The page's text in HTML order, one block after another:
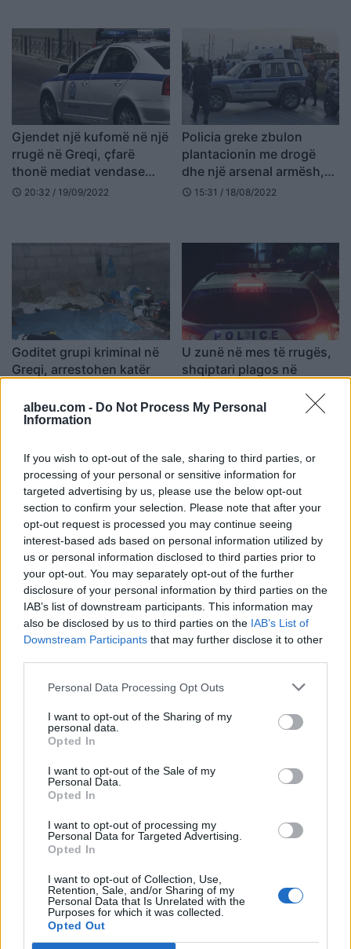
albeu.com - Do Not Process My Personal
Information
If you wish to opt-out of the sale, sharing to third parties, or
processing of your personal or sensitive information for
targeted advertising by us, please use the below opt-out
section to confirm your selection. Please note that after your
opt-out request is processed you may continue seeing
interest-based ads based on personal information utilized by
us or personal information disclosed to third parties prior to
your opt-out. You may separately opt-out of the further
disclosure of your personal information by third parties on the
IAB’s list of downstream participants. This information may
also be disclosed by us to third parties on the IAB’s List of
Downstream Participants that may further disclose it to other
Personal Data Processing Opt Outs
I want to opt-out of the Sharing of my
personal data.
Opted In
I want to opt-out of the Sale of my
Personal Data.
Opted In
I want to opt-out of processing my
Personal Data for Targeted Advertising.
Opted In
I want to opt-out of Collection, Use,
Retention, Sale, and/or Sharing of my
Personal Data that Is Unrelated with the
Purposes for which it was collected.
Opted Out
Gjendet një kufomë në një
rrugë në Greqi, çfarë
thonë mediat vendase
(VIDEO)
schedule 20:32 / 19/09/2022
Policia greke zbulon
plantacionin me drogë
dhe një arsenal armësh,
prangosen shqiptari dhe
schedule 15:31 / 18/08/2022
Goditet grupi kriminal në
Greqi, arrestohen katër
09:39 / 26/07/2022
U zunë në mes të rrugës,
shqiptari plagos në
Greqi
schedule 11:31 / 25/07/2022
EMRAT/ Dyshohen për
vrasjen e Artan Çukut,
policia greke “shtanget”
me atë çfarë gjen në
shtëpitë e shqiptarëve
(FOTO LAJM)
11:14 / 14/07/2022
Pjesë e grupit kriminal,
arrestohet shqiptari në
Greqi, u kap mat teksa
futej në traget për në Itali
schedule 09:37 / 14/07/2022
Vrasja e komisarit Artan
Cuku, policia greke
arreston dy autorët
shqiptarë
07:25 / 14/07/2022
U kapën me lëndë
narkotike, arrestohen dy
schedule 17:26 / 05/07/2022